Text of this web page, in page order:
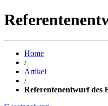
Home
/
Artikel
/
Referentenentwurf des